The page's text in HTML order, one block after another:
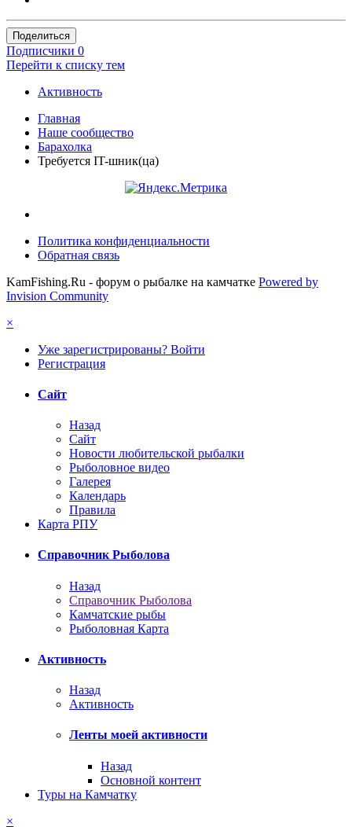
Поделиться
Подписчики 0
Перейти к списку тем
Активность
Главная
Наше сообщество
Барахолка
Требуется IT-шник(ца)
Политика конфиденциальности
Обратная связь
KamFishing.Ru - форум о рыбалке на камчатке Powered by
Invision Community
×
Уже зарегистрированы? Войти
Регистрация
Сайт
Назад
Сайт
Новости любительской рыбалки
Рыболовное видео
Галерея
Календарь
Правила
Карта РПУ
Справочник Рыболова
Назад
Справочник Рыболова
Камчатские рыбы
Рыболовная Карта
Активность
Назад
Активность
Ленты моей активности
Назад
Основной контент
Туры на Камчатку
×